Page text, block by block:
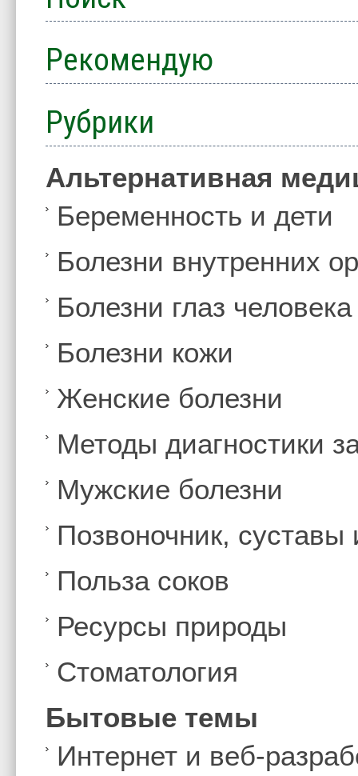
Рекомендую
Рубрики
Альтернативная
Беременность и дети
Болезни внутренних
Болезни глаз человека
Болезни кожи
Женские болезни
Методы диагностики
Мужские болезни
Позвоночник,
Польза соков
Ресурсы природы
Стоматология
Бытовые темы
Интернет и веб-